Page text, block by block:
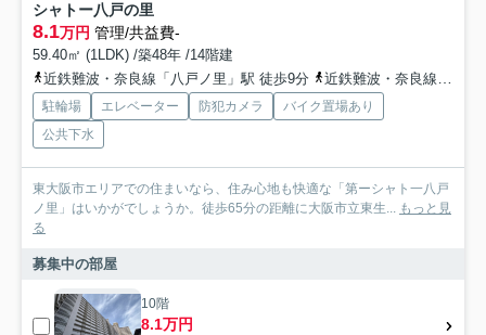
シャトー八戸の里
8.1万円 管理/共益費-
59.40㎡ (1LDK) /築48年 /14階建
近鉄難波・奈良線「八戸ノ里」駅 徒歩9分
近鉄難波・奈良線「河内小阪」駅 徒歩18分
駐輪場 エレベーター 防犯カメラ
バイク置場あり
公共下水
東大阪市エリアでの住まいなら、住み心地も快適な「第ーシャト一八戸
ノ里」はいかがでしょうか。徒歩65分の距離に大阪市立東生... もっと見
る
募集中の部屋
10階
8.1万円